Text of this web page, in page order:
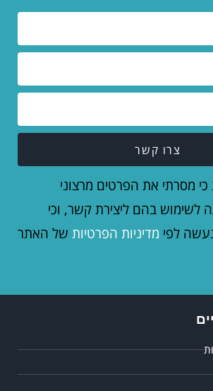
מסרתי את הפרטים מרצוני
לשימוש בהם ליצירת קשר, וכי
לפי מדיניות הפרטיות של האתר
צרו קשר